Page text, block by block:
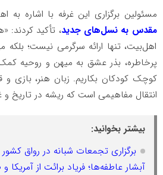
مسئولین برگزاری این غرفه با اشاره به
مقدس به نسل‌های جدید، تأکید کردند:
اهل‌بیت، تنها ارائه سرگرمی نیست؛
پرخاطره، بذر عشق به میهن و روحیه
کوچک کودکان بکاریم. زبان هنر، بازی و
انتقال مفاهیمی است که ریشه در تاریخ و
بیشتر بخوانید:
برگزاری تجمعات شبانه در رواق
آبشار عاطفه‌ها؛ فریاد برائت از